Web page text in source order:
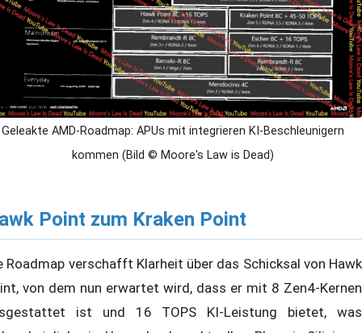
Geleakte AMD-Roadmap: APUs mit integrieren KI-Beschleunigern
kommen (Bild © Moore's Law is Dead)
Point zum Kraken Point
Roadmap verschafft Klarheit über das Schicksal von Hawk
von dem nun erwartet wird, dass er mit 8 Zen4-Kernen
ist und 16 TOPS KI-Leistung bietet, was